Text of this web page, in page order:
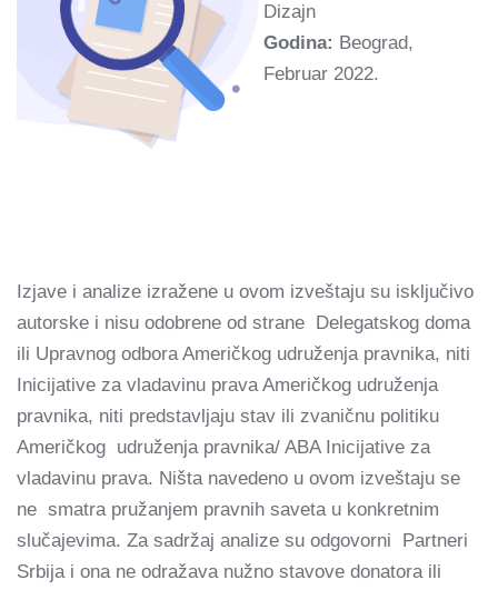
Dizajn
Godina: Beograd,
Februar 2022.
Izjave i analize izražene u ovom izveštaju su isključivo
autorske i nisu odobrene od strane Delegatskog doma
ili Upravnog odbora Američkog udruženja pravnika, niti
Inicijative za vladavinu prava Američkog udruženja
pravnika, niti predstavljaju stav ili zvaničnu politiku
Američkog udruženja pravnika/ ABA Inicijative za
vladavinu prava. Ništa navedeno u ovom izveštaju se
ne smatra pružanjem pravnih saveta u konkretnim
slučajevima. Za sadržaj analize su odgovorni Partneri
Srbija i ona ne odražava nužno stavove donatora ili